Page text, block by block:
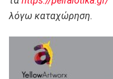
λόγω καταχώρηση.